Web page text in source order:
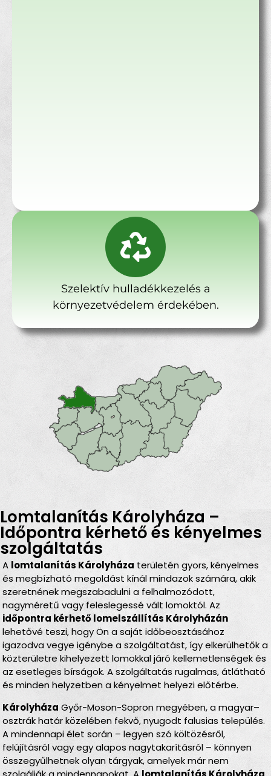
Szelektív hulladékkezelés a
környezetvédelem érdekében.
Lomtalanítás Károlyháza –
Időpontra kérhető és kényelmes
szolgáltatás
A lomtalanítás Károlyháza területén gyors, kényelmes
és megbízható megoldást kínál mindazok számára, akik
szeretnének megszabadulni a felhalmozódott,
nagyméretű vagy feleslegessé vált lomoktól. Az
időpontra kérhető lomelszállítás Károlyházán
lehetővé teszi, hogy Ön a saját időbeosztásához
igazodva vegye igénybe a szolgáltatást, így elkerülhetők a
közterületre kihelyezett lomokkal járó kellemetlenségek és
az esetleges bírságok. A szolgáltatás rugalmas, átlátható
és minden helyzetben a kényelmet helyezi előtérbe.
Károlyháza Győr-Moson-Sopron megyében, a magyar–
osztrák határ közelében fekvő, nyugodt falusias település.
A mindennapi élet során – legyen szó költözésről,
felújításról vagy egy alapos nagytakarításról – könnyen
összegyűlhetnek olyan tárgyak, amelyek már nem